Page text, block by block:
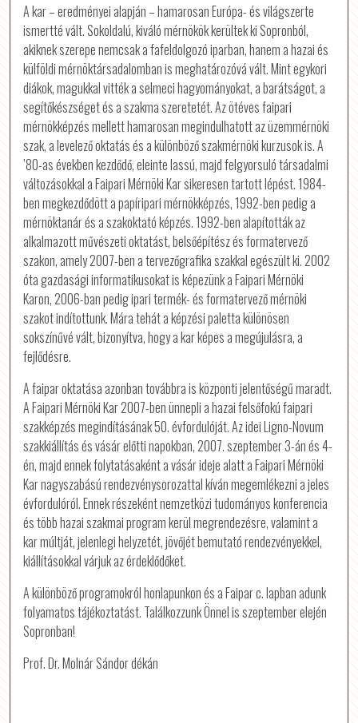
A kar – eredményei alapján – hamarosan Európa- és világszerte
ismertté vált. Sokoldalú, kiváló mérnökök kerültek ki Sopronból,
akiknek szerepe nemcsak a fafeldolgozó iparban, hanem a hazai és
külföldi mérnöktársadalomban is meghatározóvá vált. Mint egykori
diákok, magukkal vitték a selmeci hagyományokat, a barátságot, a
segítőkészséget és a szakma szeretetét. Az ötéves faipari
mérnökképzés mellett hamarosan megindulhatott az üzemmérnöki
szak, a levelező oktatás és a különböző szakmérnöki kurzusok is. A
’80-as években kezdődő, eleinte lassú, majd felgyorsuló társadalmi
változásokkal a Faipari Mérnöki Kar sikeresen tartott lépést. 1984-
ben megkezdődött a papíripari mérnökképzés, 1992-ben pedig a
mérnöktanár és a szakoktató képzés. 1992-ben alapították az
alkalmazott művészeti oktatást, belsőépítész és formatervező
szakon, amely 2007-ben a tervezőgrafika szakkal egészült ki. 2002
óta gazdasági informatikusokat is képezünk a Faipari Mérnöki
Karon, 2006-ban pedig ipari termék- és formatervező mérnöki
szakot indítottunk. Mára tehát a képzési paletta különösen
sokszínűvé vált, bizonyítva, hogy a kar képes a megújulásra, a
fejlődésre.
A faipar oktatása azonban továbbra is központi jelentőségű maradt.
A Faipari Mérnöki Kar 2007-ben ünnepli a hazai felsőfokú faipari
szakképzés megindításának 50. évfordulóját. Az idei Ligno-Novum
szakkiállítás és vásár előtti napokban, 2007. szeptember 3-án és 4-
én, majd ennek folytatásaként a vásár ideje alatt a Faipari Mérnöki
Kar nagyszabású rendezvénysorozattal kíván megemlékezni a jeles
évfordulóról. Ennek részeként nemzetközi tudományos konferencia
és több hazai szakmai program kerül megrendezésre, valamint a
kar múltját, jelenlegi helyzetét, jövőjét bemutató rendezvényekkel,
kiállításokkal várjuk az érdeklődőket.
A különböző programokról honlapunkon és a Faipar c. lapban adunk
folyamatos tájékoztatást. Találkozzunk Önnel is szeptember elején
Sopronban!
Prof. Dr. Molnár Sándor dékán